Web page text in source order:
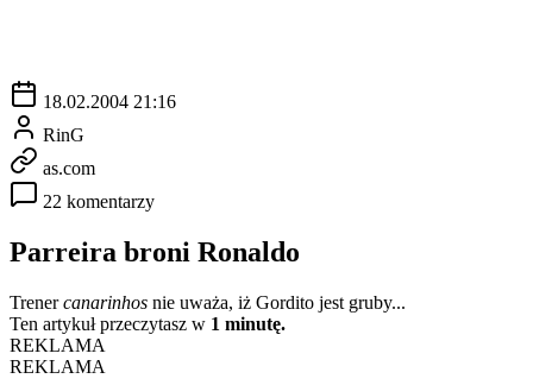
18.02.2004 21:16
RinG
as.com
22 komentarzy
Parreira broni Ronaldo
Trenercanarinhos nie uważa, iż Gordito jest gruby...
Ten artykuł przeczytasz w 1 minutę.
REKLAMA
REKLAMA